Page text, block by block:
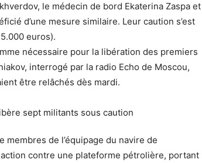
le médecin de bord Ekaterina Zaspa et
d’une mesure similaire. Leur caution s’est
euros).
nécessaire pour la libération des premiers
interrogé par la radio Echo de Moscou,
être relâchés dès mardi.
de l’équipage du navire de
contre une plateforme pétrolière, portant